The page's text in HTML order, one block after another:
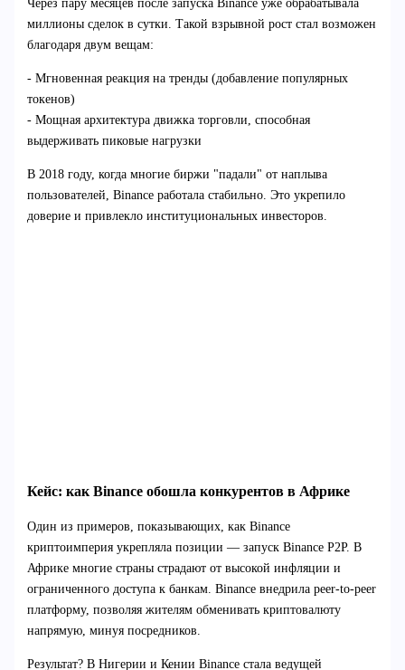
Через пару месяцев после запуска Binance уже обрабатывала
миллионы сделок в сутки. Такой взрывной рост стал возможен
благодаря двум вещам:
- Мгновенная реакция на тренды (добавление популярных
токенов)
- Мощная архитектура движка торговли, способная
выдерживать пиковые нагрузки
В 2018 году, когда многие биржи "падали" от наплыва
пользователей, Binance работала стабильно. Это укрепило
доверие и привлекло институциональных инвесторов.
Кейс: как Binance обошла конкурентов в Африке
Один из примеров, показывающих, как Binance
криптоимперия укрепляла позиции — запуск Binance P2P. В
Африке многие страны страдают от высокой инфляции и
ограниченного доступа к банкам. Binance внедрила peer-to-peer
платформу, позволяя жителям обменивать криптовалюту
напрямую, минуя посредников.
Результат? В Нигерии и Кении Binance стала ведущей